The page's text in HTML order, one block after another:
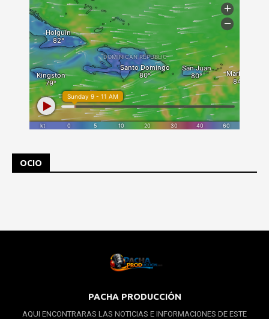
OCIO
PACHA PRODUCCIÓN
AQUI ENCONTRARAS LAS NOTICIAS E INFORMACIONES DE ESTE